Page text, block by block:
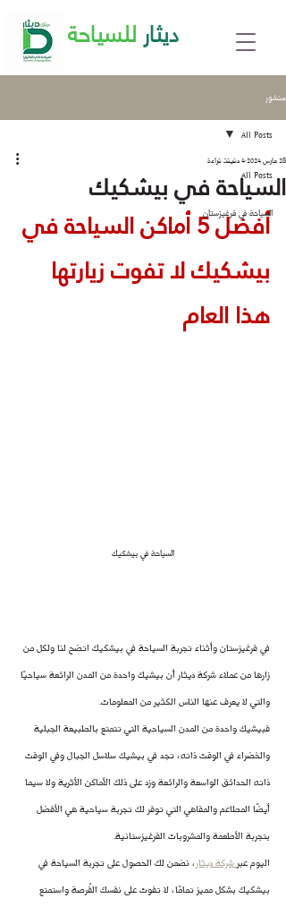
ديثار للسياحة
منشور
All Posts
السياحة في قرغيزستان
All Posts
السياحة في بيشكيك
28 مارس 2024 4 دقيقة قراءة
أفضل 5 أماكن السياحة في
بيشكيك لا تفوت زيارتها
هذا العام
السياحة في بيشكيك
في قرغيزستان وأثناء تجربة السياحة في بيشكيك اتضح لنا ولكل من
زارها من عملاء شركة ديثار أن بيشيك واحدة من المدن الرائعة سياحيًا
والتي لا يعرف عنها الناس الكثير من المعلومات.
فبيشيك واحدة من المدن السياحية التي تتمتع بالطبيعة الجبلية
والخضراء في الوقت ذاته، تجد في بيشيك سلاسل الجبال وفي الوقت
ذاته الحدائق الواسعة والرائعة وزد على ذلك الأماكن الأثرية ولا سيما
أيضًا المطاعم والمقاهي التي توفر لك تجربة سياحية هي الأفضل
بتجربة الأطعمة والمشروبات القرغيزستانية.
اليوم عبر شركة ديثار، نضمن لك الحصول على تجربة السياحة في
بيشكيك بشكل مميز تمامًا، لا تفوت على نفسك الفُرصة واستمتع